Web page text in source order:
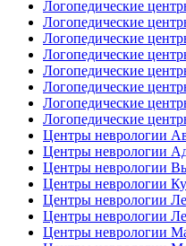
Логопедические
Логопедические
Логопедические
Логопедические
Логопедические
Логопедические
Логопедические
Логопедические
Центры неврологии
Центры неврологии
Центры неврологии
Центры неврологии
Центры неврологии
Центры неврологии
Центры неврологии